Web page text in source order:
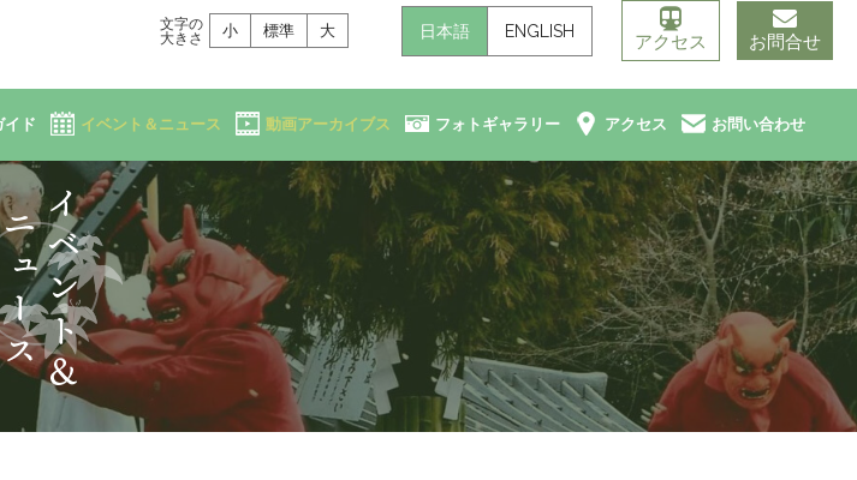
文字の
大きさ
小 標準 大 日本語 ENGLISH
アクセス お問合せ
イド イベント＆ニュース 動画アーカイブス フォトギャラリー アクセス お問い合わせ